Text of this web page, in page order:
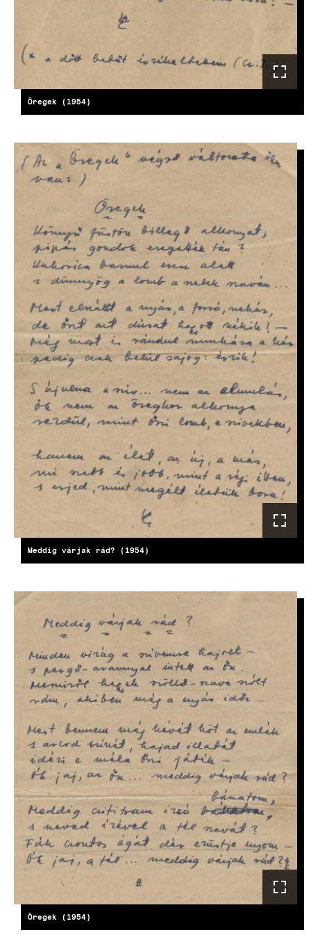
Öregek (1954)
Meddig várjak rád? (1954)
KÉP
Öregek (1954)
KÉP